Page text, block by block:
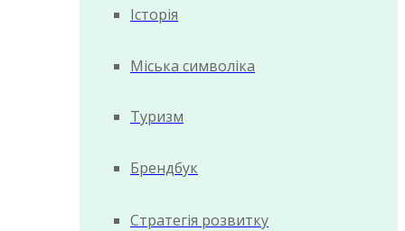
Історія
Міська символіка
Туризм
Брендбук
Стратегія розвитку